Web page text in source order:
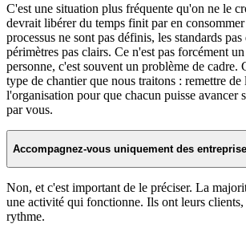
C'est une situation plus fréquente qu'on ne le
devrait libérer du temps finit par en
processus ne sont pas définis, les standards
périmètres pas clairs. Ce n'est pas forcément
personne, c'est souvent un problème de cadre.
type de chantier que nous traitons : remettre de
l'organisation pour que chacun puisse avancer
par vous.
Accompagnez-vous uniquement des
Non, et c'est important de le préciser. La
une activité qui fonctionne. Ils ont leurs
rythme.